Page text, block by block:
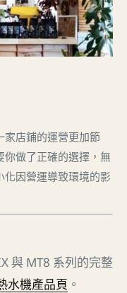
家店鋪的運營更加節
你做了正確的選擇，無
因營運導致環境的影
與 MT8 系列的完整
水機產品頁 。